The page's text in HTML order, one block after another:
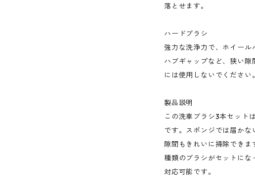
落とせます。
ハードブラシ
強力な洗浄力で、ホイー
ハブギャップなど、狭い
には使用しないでください
製品説明
この洗車ブラシ3本セット
です。スポンジでは届か
隙間もきれいに掃除でき
種類のブラシがセットに
対応可能です。